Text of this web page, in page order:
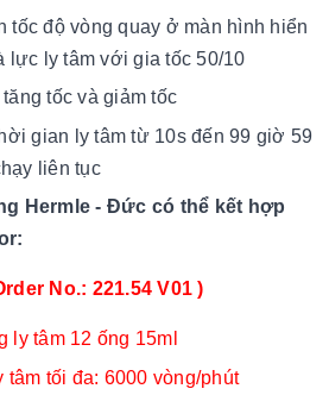
tốc độ vòng quay ở màn hình hiển
lực ly tâm với gia tốc 50/10
tốc và giảm tốc
gian ly tâm từ 10s đến 99 giờ 59
liên tục
Hermle - Đức có thể kết hợp
No.: 221.54 V01 )
ly tâm 12 ống 15ml
tâm tối đa: 6000 vòng/phút